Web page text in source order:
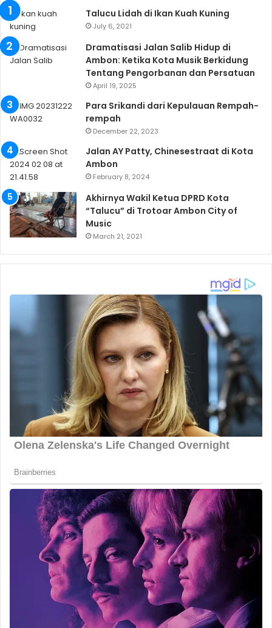
Talucu Lidah di Ikan Kuah Kuning
July 6, 2021
Dramatisasi Jalan Salib Hidup di
Ambon: Ketika Kota Musik Berkidung
Tentang Pengorbanan dan Persatuan
April 19, 2025
Para Srikandi dari Kepulauan Rempah-
rempah
December 22, 2023
Jalan AY Patty, Chinesestraat di Kota
Ambon
February 8, 2024
Akhirnya Wakil Ketua DPRD Kota
“Talucu” di Trotoar Ambon City of
Music
March 21, 2021